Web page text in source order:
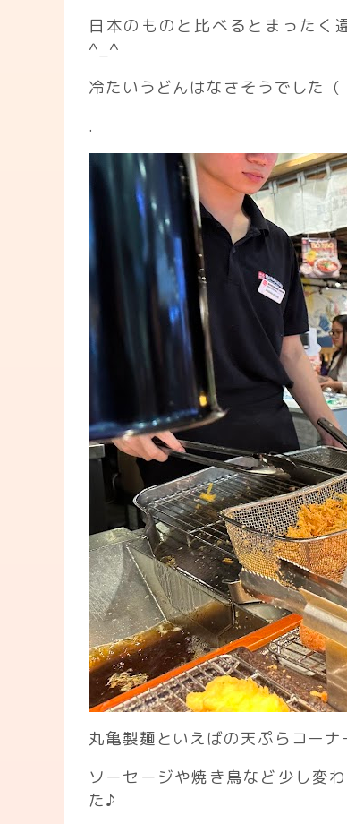
日本のものと比べるとまったく
^_^
冷たいうどんはなさそうでした（
.
丸亀製麺といえばの天ぷらコーナ
ソーセージや焼き鳥など少し変
た♪